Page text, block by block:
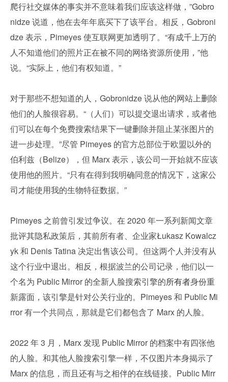
爬行社交媒体的事实并不意味着我们应该这样做，”Gobro
nidze 说道，他在去年年底买下了该平台。相反，Gobroni
dze 表示，Pimeyes 使互联网更加透明了。“有成千上万的
人不知道他们的照片正在被不同的网络资源所使用，”他
说。“实际上，他们有权知道。”
对于那些不想知道的人，Gobronidze 说从他的网站上删除
他们的人脸很容易。“（人们）可以提交退出请求，或者他
们可以在每个免费搜索结果下一键删除并阻止某张图片的
进一步处理。”尽管 Pimeyes 的官方总部位于欧盟以外的
伯利兹（Belize），但 Marx 表示，该公司一开始就不应该
使用他的照片。“只有在得到我明确同意的情况下，这家公
司才能使用我的生物特征数据。”
Pimeyes 之前曾引发过争议。在 2020 年一系列新闻文章
批评其隐私政策后，其前所有者、企业家Łukasz Kowalcz
yk 和 Denis Tatina 决定出售该公司。但这两个人并没有从
这个行业中退出。相反，根据波兰的公司记录，他们以一
个名为 Public Mirror 的全新人脸搜索引擎的所有者身份重
新露面，该引擎是针对公关行业的。Pimeyes 和 Public Mi
rror 有一个共同点，那就是它们都包含了 Marx 的人脸。
2022 年 3 月，Marx 发现 Public Mirror 的档案中有四张他
的人脸。和其他人脸搜索引擎一样，不仅图片本身揭示了
Marx 的信息，而且还有与之相伴的在线链接。Public Mirr